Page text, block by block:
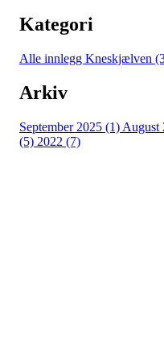
Kategori
Alle innlegg Kneskjælven
Arkiv
September 2025 (1) August
(5) 2022 (7)